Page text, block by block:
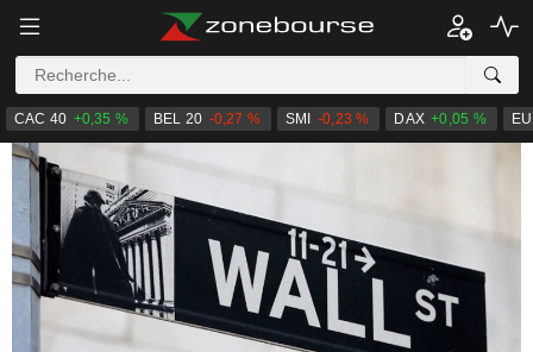
CAC 40 +0,35 % BEL 20 -0,27 % SMI -0,23 % DAX +0,05 %